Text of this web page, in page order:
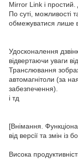
Mirror Link і
По суті, можливості
обмежуватися лише
Удосконалення
відвертаючи уваги
Транслювання
автомагнітоли (за
забезпечення).
і тд
[Внімання.
від версії та змін із
Висока